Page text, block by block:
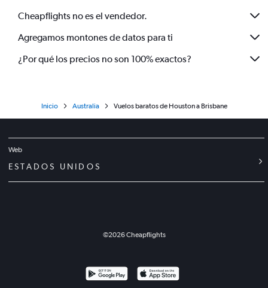
Cheapflights no es el vendedor.
Agregamos montones de datos para ti
¿Por qué los precios no son 100% exactos?
Inicio Australia Vuelos baratos de Houston a Brisbane
Web
ESTADOS UNIDOS
©2026Cheapflights